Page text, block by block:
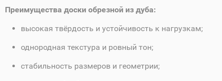
Преимущества доски обрезной из дуба:
высокая твёрдость и устойчивость к нагрузкам;
однородная текстура и ровный тон;
стабильность размеров и геометрии;